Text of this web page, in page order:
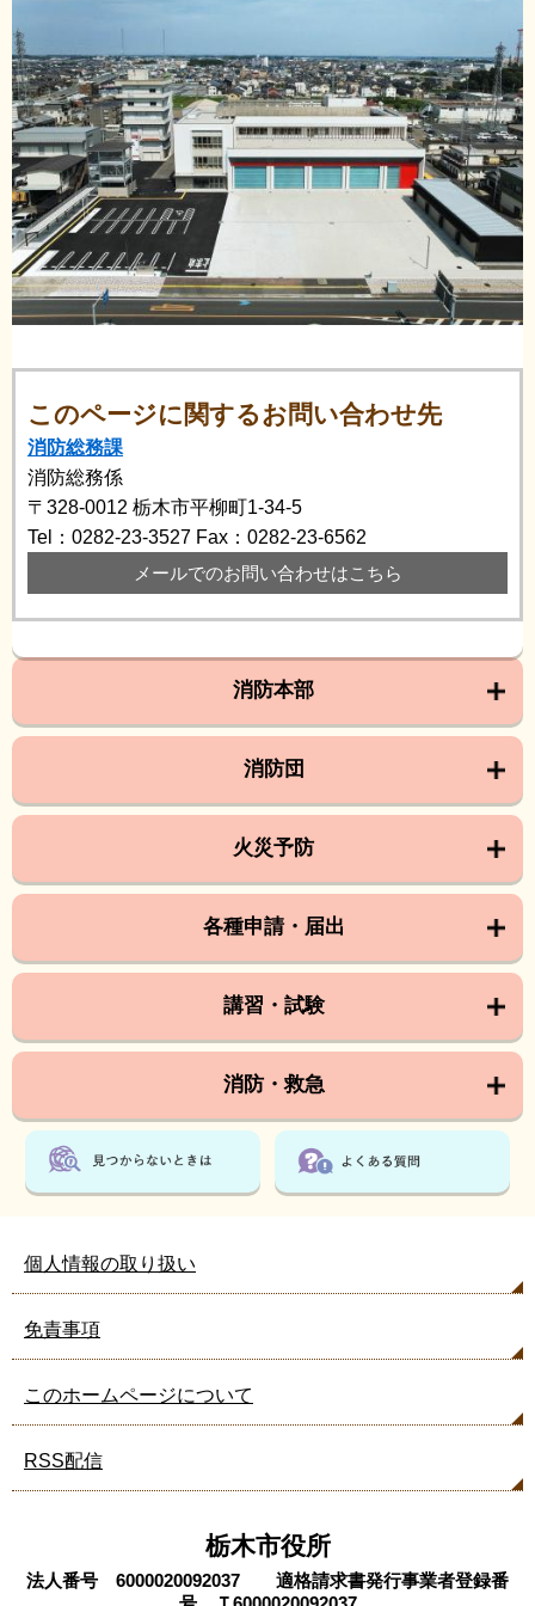
このページに関するお問い合わせ先
消防総務課
消防総務係
〒328-0012 栃木市平柳町1-34-5
Tel：0282-23-3527 Fax：0282-23-6562
メールでのお問い合わせはこちら
消防本部
消防団
火災予防
各種申請・届出
講習・試験
消防・救急
個人情報の取り扱い
免責事項
このホームページについて
RSS配信
栃木市役所
法人番号 6000020092037 適格請求書発行事業者登録番